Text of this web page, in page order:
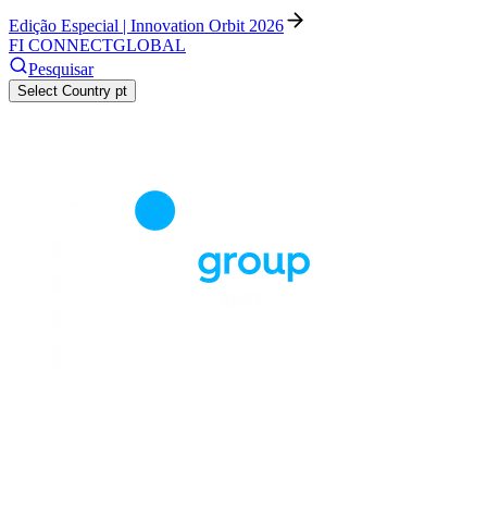
Edição Especial | Innovation Orbit 2026
FI CONNECTGLOBAL
Pesquisar
Select Country pt